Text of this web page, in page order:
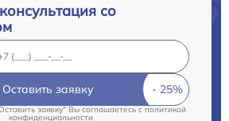
со
Оставить заявку
заявку" Вы соглашаетесь cполитикой
конфиденциальности